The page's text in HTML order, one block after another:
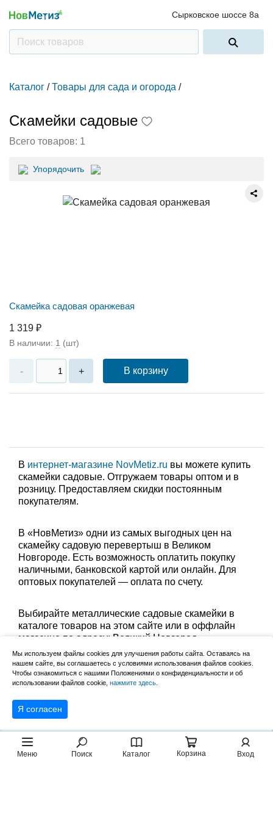
Меню Поиск Каталог Корзина Вход
Сырковское шоссе 8а
Каталог / Товары для сада и огорода /
Скамейки садовые
Всего товаров: 1
Упорядочить
Скамейка садовая оранжевая
1 319 ₽
В наличии: 1 (шт)
- + В корзину
В интернет-магазине NovMetiz.ru вы можете купить
скамейки садовые. Отгружаем товары оптом и в
розницу. Предоставляем скидки постоянным
покупателям.
В «НовМетиз» одни из самых выгодных цен на
скамейку садовую перевертыш в Великом
Новгороде. Есть возможность оплатить покупку
наличными, банковской картой или онлайн. Для
оптовых покупателей — оплата по счету.
Выбирайте металлические садовые скамейки в
каталоге товаров на этом сайте или в оффлайн
магазине по адресу: Великий Новгород,
Сырковское шоссе, 8а (по будням с 9:00 до 17:00, в
субботу с 9:00 до 13:00). Забрать заказ можно
лично в пункте выдачи или оформить доставку до
дома.
Мы используем файлы cookies для улучшения работы сайта. Оставаясь на
нашем сайте, вы соглашаетесь с условиями использования файлов cookies.
Чтобы ознакомиться с нашими Положениями о конфиденциальности и об
использовании файлов cookie, нажмите здесь
Я согласен